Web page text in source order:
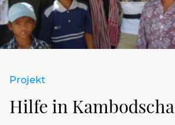
Projekt
Hilfe in Kambodscha